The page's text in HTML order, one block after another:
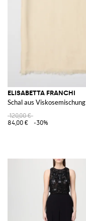
ELISABETTA FRANCHI
Schal aus Viskosemischung
120,00 €
84,00 €
-30%